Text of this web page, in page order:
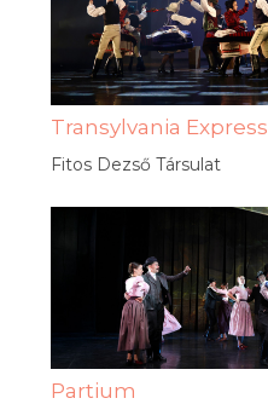
Transylvania Express
Fitos Dezső Társulat
Partium